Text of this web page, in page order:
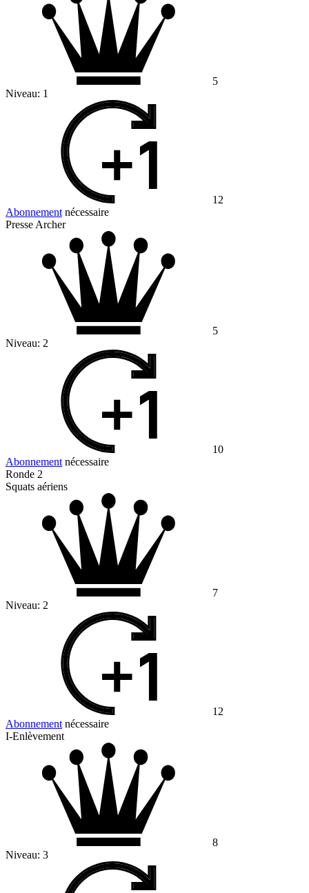
5
Niveau: 1
12
Abonnement nécessaire
Presse Archer
5
Niveau: 2
10
Abonnement nécessaire
Ronde 2
Squats aériens
7
Niveau: 2
12
Abonnement nécessaire
I-Enlèvement
8
Niveau: 3